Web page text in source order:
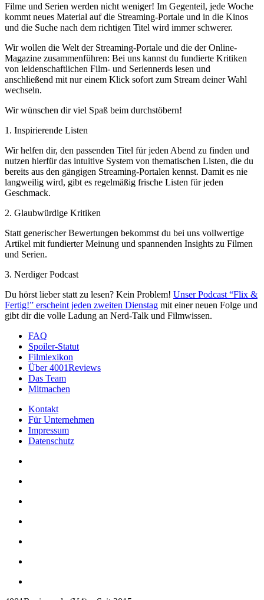
Filme und Serien werden nicht weniger! Im Gegenteil, jede Woche
kommt neues Material auf die Streaming-Portale und in die Kinos
und die Suche nach dem richtigen Titel wird immer schwerer.
Wir wollen die Welt der Streaming-Portale und die der Online-
Magazine zusammenführen: Bei uns kannst du fundierte Kritiken
von leidenschaftlichen Film- und Seriennerds lesen und
anschließend mit nur einem Klick sofort zum Stream deiner Wahl
wechseln.
Wir wünschen dir viel Spaß beim durchstöbern!
1. Inspirierende Listen
Wir helfen dir, den passenden Titel für jeden Abend zu finden und
nutzen hierfür das intuitive System von thematischen Listen, die du
bereits aus den gängigen Streaming-Portalen kennst. Damit es nie
langweilig wird, gibt es regelmäßig frische Listen für jeden
Geschmack.
2. Glaubwürdige Kritiken
Statt generischer Bewertungen bekommst du bei uns vollwertige
Artikel mit fundierter Meinung und spannenden Insights zu Filmen
und Serien.
3. Nerdiger Podcast
Du hörst lieber statt zu lesen? Kein Problem! Unser Podcast “Flix &
Fertig!” erscheint jeden zweiten Dienstag mit einer neuen Folge und
gibt dir die volle Ladung an Nerd-Talk und Filmwissen.
FAQ
Spoiler-Statut
Filmlexikon
Über 4001Reviews
Das Team
Mitmachen
Kontakt
Für Unternehmen
Impressum
Datenschutz